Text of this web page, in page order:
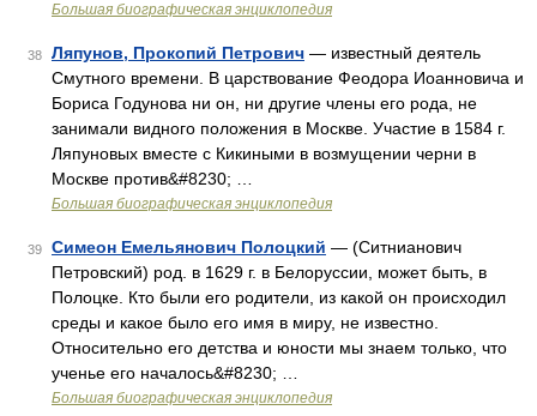
Большая биографическая энциклопедия
38 Ляпунов, Прокопий Петрович — известный деятель
Смутного времени. В царствование Феодора Иоанновича и
Бориса Годунова ни он, ни другие члены его рода, не
занимали видного положения в Москве. Участие в 1584 г.
Ляпуновых вместе с Кикиными в возмущении черни в
Москве против&#8230; …
Большая биографическая энциклопедия
39 Симеон Емельянович Полоцкий — (Ситнианович
Петровский) род. в 1629 г. в Белоруссии, может быть, в
Полоцке. Кто были его родители, из какой он происходил
среды и какое было его имя в миру, не известно.
Относительно его детства и юности мы знаем только, что
ученье его началось&#8230; …
Большая биографическая энциклопедия